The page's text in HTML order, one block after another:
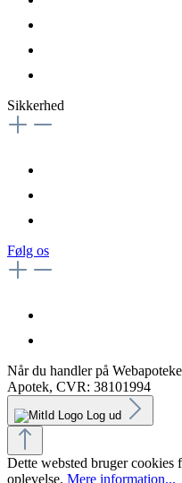
Sikkerhed
Følg os
Når du handler på
Apotek, CVR: 38101994
Log ud
Dette websted bruger cookies
oplevelse. Mere information...